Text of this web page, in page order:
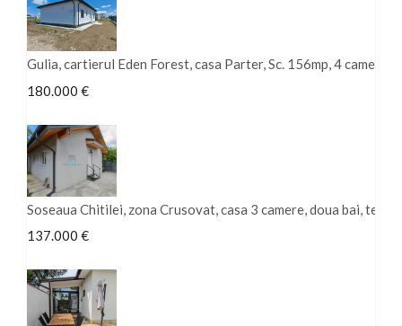
Gulia, cartierul Eden Forest, casa Parter, Sc. 156mp, 4 camere,
180.000 €
Soseaua Chitilei, zona Crusovat, casa 3 camere, doua bai, teren
137.000 €